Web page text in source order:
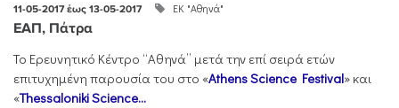
11-05-2017 έως 13-05-2017 ΕΚ "Αθηνά"
ΕΑΠ, Πάτρα
Το Ερευνητικό Κέντρο “Αθηνά” μετά την επί σειρά ετών
επιτυχημένη παρουσία του στο «Athens Science Festival» και
«Thessaloniki Science...